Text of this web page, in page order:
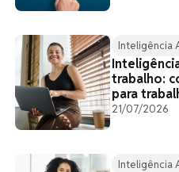
Inteligência
trabalho:
para
21/07/2026
Inteligência